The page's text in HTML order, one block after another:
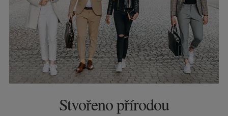
Stvořeno přírodou